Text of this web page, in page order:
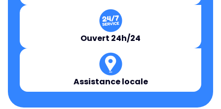
Ouvert 24h/24
Assistance locale